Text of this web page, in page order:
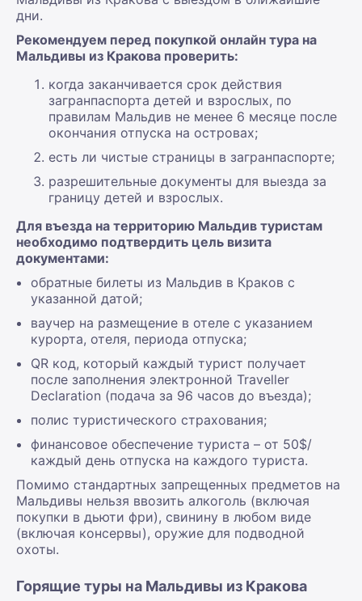
дни.
Рекомендуем перед покупкой онлайн тура на
Мальдивы из Кракова проверить:
когда заканчивается срок действия
загранпаспорта детей и взрослых, по
правилам Мальдив не менее 6 месяце после
окончания отпуска на островах;
есть ли чистые страницы в загранпаспорте;
разрешительные документы для выезда за
границу детей и взрослых.
Для въезда на территорию Мальдив туристам
необходимо подтвердить цель визита
документами:
обратные билеты из Мальдив в Краков с
указанной датой;
ваучер на размещение в отеле с указанием
курорта, отеля, периода отпуска;
QR код, который каждый турист получает
после заполнения электронной Traveller
Declaration (подача за 96 часов до въезда);
полис туристического страхования;
финансовое обеспечение туриста – от 50$/
каждый день отпуска на каждого туриста.
Помимо стандартных запрещенных предметов на
Мальдивы нельзя ввозить алкоголь (включая
покупки в дьюти фри), свинину в любом виде
(включая консервы), оружие для подводной
охоты.
Горящие туры на Мальдивы из Кракова